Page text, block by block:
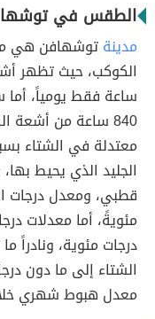
الطقس في
مدينةتوشهافن هي
ساعة فقط يومياً، أما
840 ساعة من
معتدلة في الشتاء
الجليد الذي يحيط
درجات مئوية، ونادراً
الشتاء إلى ما دون
معدل هبوط شهري